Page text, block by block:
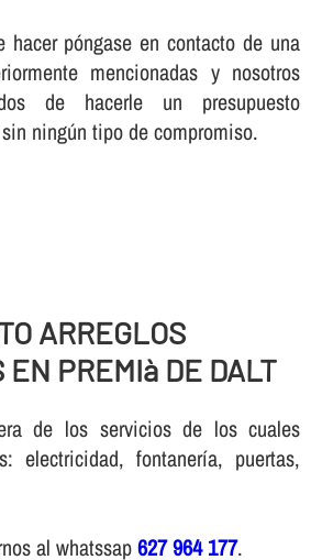
póngase en contacto de una
mencionadas y nosotros
de hacerle un presupuesto
ningún tipo de compromiso.
ARREGLOS
EN PREMIà DE DALT
de los servicios de los cuales
electricidad, fontanería, puertas,
al whatssap627 964 177.